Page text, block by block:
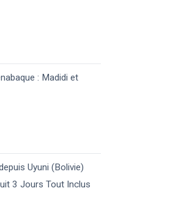
: Madidi et
Uyuni (Bolivie)
3 Jours Tout Inclus